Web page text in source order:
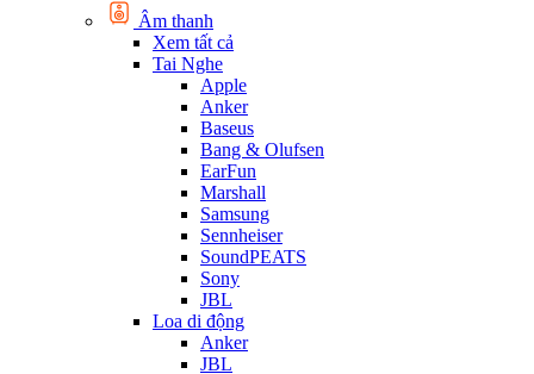
Âm thanh
Xem tất cả
Tai Nghe
Apple
Anker
Baseus
Bang & Olufsen
EarFun
Marshall
Samsung
Sennheiser
SoundPEATS
Sony
JBL
Loa di động
Anker
JBL